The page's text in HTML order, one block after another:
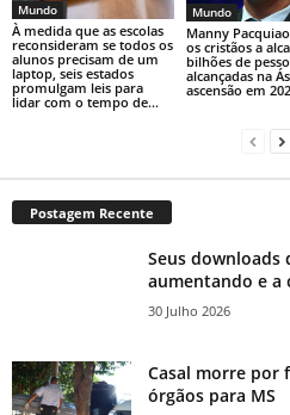
Mundo
À medida que as escolas
reconsideram se todos os
alunos precisam de um
laptop, seis estados
promulgam leis para
lidar com o tempo de...
Mundo
Manny
os cristãos a
bilhões de
alcançadas na
ascensão em
Postagem Recente
Seus downloads
aumentando e a
30 Julho 2026
Casal morre por
órgãos para MS